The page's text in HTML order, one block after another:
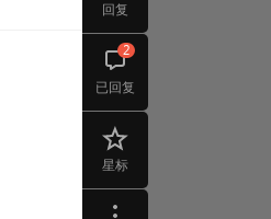
回复
已回复
2
星标